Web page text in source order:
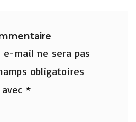
mail ne sera pas
obligatoires
*